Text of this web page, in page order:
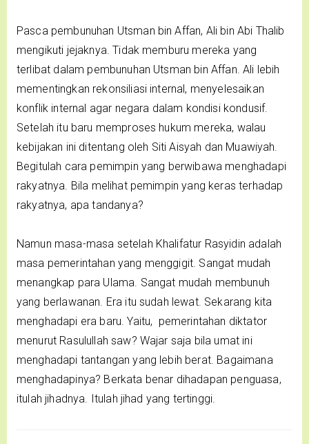
Pasca pembunuhan Utsman bin Affan, Ali bin Abi Thalib
mengikuti jejaknya. Tidak memburu mereka yang
terlibat dalam pembunuhan Utsman bin Affan. Ali lebih
mementingkan rekonsiliasi internal, menyelesaikan
konflik internal agar negara dalam kondisi kondusif.
Setelah itu baru memproses hukum mereka, walau
kebijakan ini ditentang oleh Siti Aisyah dan Muawiyah.
Begitulah cara pemimpin yang berwibawa menghadapi
rakyatnya. Bila melihat pemimpin yang keras terhadap
rakyatnya, apa tandanya?
Namun masa-masa setelah Khalifatur Rasyidin adalah
masa pemerintahan yang menggigit. Sangat mudah
menangkap para Ulama. Sangat mudah membunuh
yang berlawanan. Era itu sudah lewat. Sekarang kita
menghadapi era baru. Yaitu, pemerintahan diktator
menurut Rasulullah saw? Wajar saja bila umat ini
menghadapi tantangan yang lebih berat. Bagaimana
menghadapinya? Berkata benar dihadapan penguasa,
itulah jihadnya. Itulah jihad yang tertinggi.